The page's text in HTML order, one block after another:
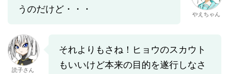
うのだけど・・・
やえちゃん
読子さん
それよりもさね！ヒョウのスカウト
もいいけど本来の目的を遂行しなさ